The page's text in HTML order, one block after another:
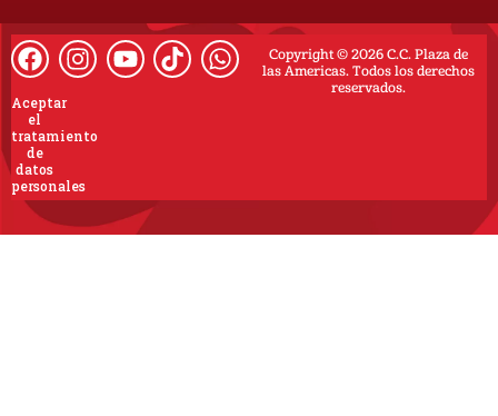
Copyright © 2026 C.C. Plaza de
las Americas. Todos los derechos
reservados.
Aceptar
el
tratamiento
de
datos
personales